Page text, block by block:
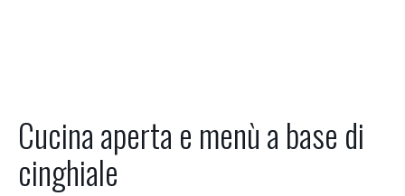
Cucina aperta e menù a base di
cinghiale